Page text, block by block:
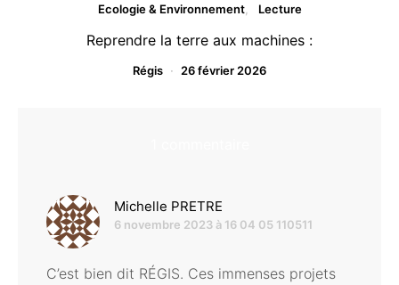
Ecologie & Environnement Lecture
Reprendre la terre aux machines :
Régis 26 février 2026
Michelle PRETRE
6 novembre 2023 à 16 04 05 110511
C’est bien dit RÉGIS. Ces immenses projets